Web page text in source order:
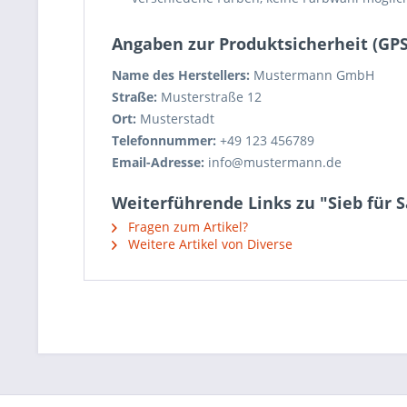
Angaben zur Produktsicherheit
Name des Herstellers: Mustermann GmbH
Straße: Musterstraße 12
Ort: Musterstadt
Telefonnummer: +49 123 456789
Email-Adresse: info@mustermann.de
Weiterführende Links zu "Sieb für
Fragen zum Artikel?
Weitere Artikel von Diverse